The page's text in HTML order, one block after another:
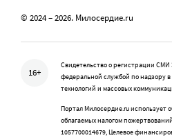
© 2024 – 2026. Милосердие.ru
16+
Свидетельство о регистрации
федеральной службой по надзору
технологий и массовых
Портал Милосердие.ru использует
облагаемых налогом
1057700014679, Целевое